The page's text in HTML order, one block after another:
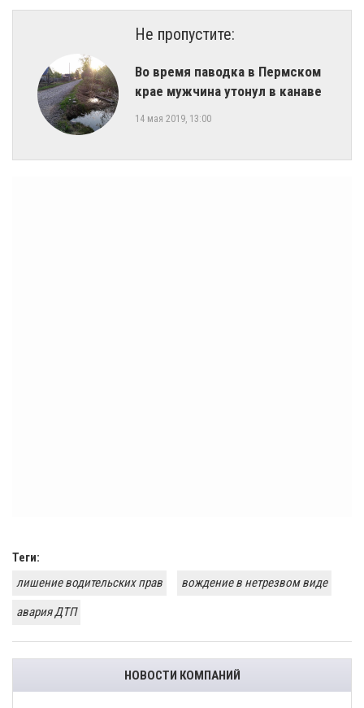
Не пропустите:
Во время паводка в Пермском
крае мужчина утонул в канаве
14 мая 2019, 13:00
Теги:
лишение водительских прав
вождение в нетрезвом виде
авария ДТП
НОВОСТИ КОМПАНИЙ